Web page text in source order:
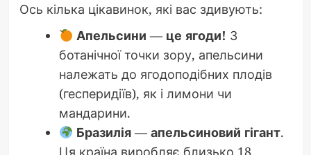
Ось кілька цікавинок, які вас здивують:
Апельсини — це ягоди! З
ботанічної точки зору, апельсини
належать до ягодоподібних плодів
(гесперидіїв), як і лимони чи
мандарини.
Бразилія — апельсиновий гігант.